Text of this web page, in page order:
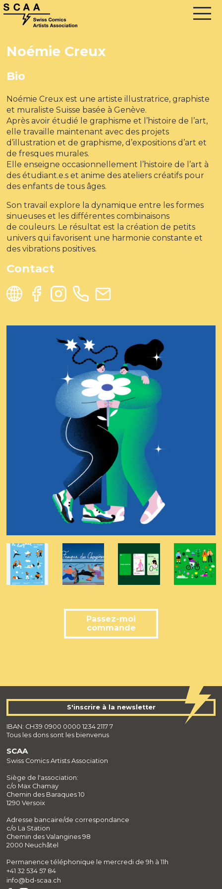
Noémie Creux
Bio
Noémie Creux est une artiste illustratrice, graphiste
et muraliste Suisse basée à Genève.
Après avoir étudié le graphisme et l’histoire de l’art,
elle travaille maintenant avec des projets
d’illustration et de graphisme, d’expositions d’art et
de fresques murales.
Elle enseigne occasionnellement l’histoire de l’art à
des étudiant.e.s et anime des ateliers créatifs pour
des enfants de tous âges.
Son travail explore la dynamique entre les formes
sinueuses et les différentes combinaisons
de couleurs. Le résultat est la création de petits
univers qui favorisent une harmonie constante et
des vibrations positives.
Contact
Passez-moi
commande
SCAA
Swiss Comics Artists Association
Siège de l'association:
c/o Max Chamay
Chemin des Baraques 10
1290 Versoix
Adresse bancaire/de correspondance
c/o La Station
Chemin des Valangines 98
2000 Neuchâtel
Permanence téléphonique le mercredi de 9h à 11h
+41 32 534 57 84
info@bd-scaa.ch
S'inscrire à la newsletter
IBAN: CH39 0900 0000 1234 2117 7
Tous les dons sont les bienvenus